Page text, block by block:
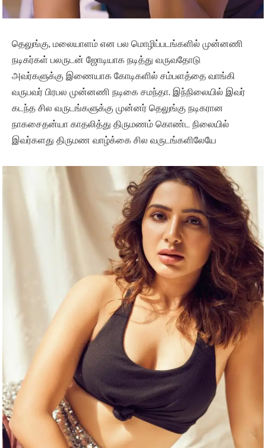
தெலுங்கு, மலையாளம் என பல மொழிப்படங்களில் முன்னணி
நடிகர்கள் பலருடன் ஜோடியாக நடித்து வருவதோடு
அவர்களுக்கு இணையாக கோடிகளில் சம்பளத்தை வாங்கி
வருபவர் பிரபல முன்னணி நடிகை சமந்தா. இந்நிலையில் இவர்
கடந்த சில வருடங்களுக்கு முன்னர் தெலுங்கு நடிகரான
நாகசைதன்யா காதலித்து திருமணம் கொண்ட நிலையில்
இவர்களது திருமண வாழ்க்கை சில வருடங்களிலேயே